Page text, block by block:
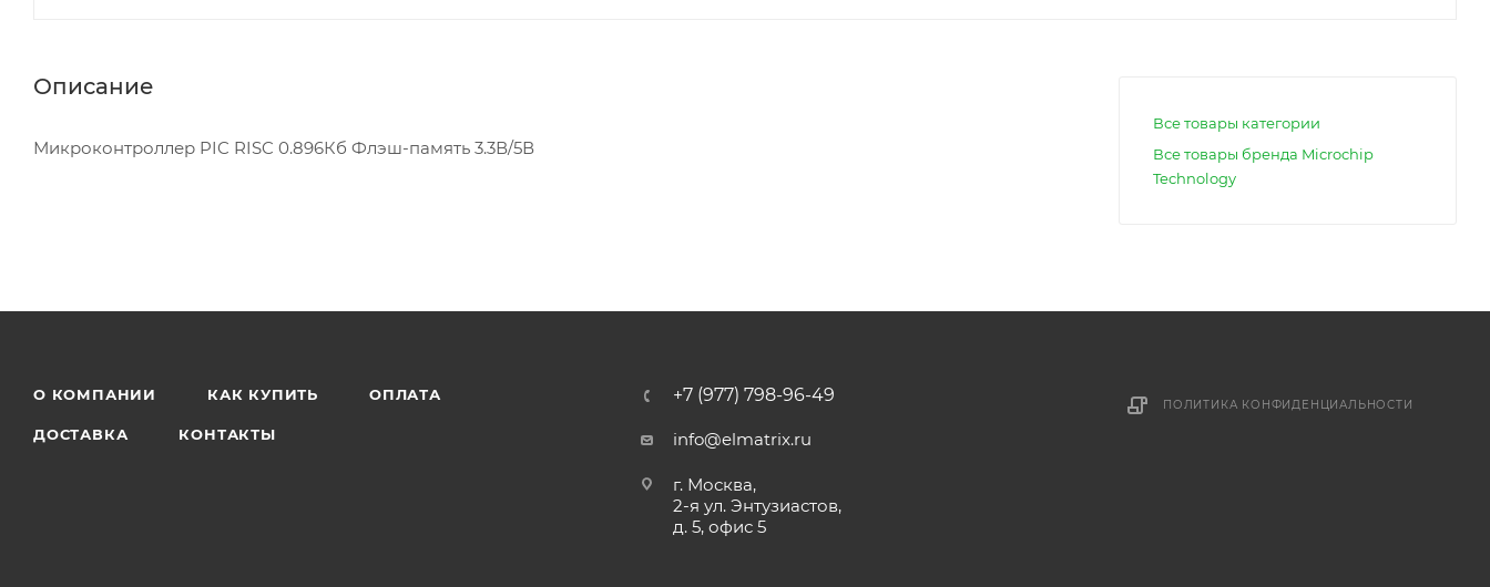
Описание
Микроконтроллер PIC RISC 0.896Кб Флэш-память 3.3В/5В
Все товары категории
Все товары бренда Microchip
Technology
О КОМПАНИИ КАК КУПИТЬ ОПЛАТА
ДОСТАВКА КОНТАКТЫ
+7 (977) 798-96-49
info@elmatrix.ru
г. Москва,
2-я ул. Энтузиастов,
д. 5, офис 5
ПОЛИТИКА КОНФИДЕНЦИАЛЬНОСТИ